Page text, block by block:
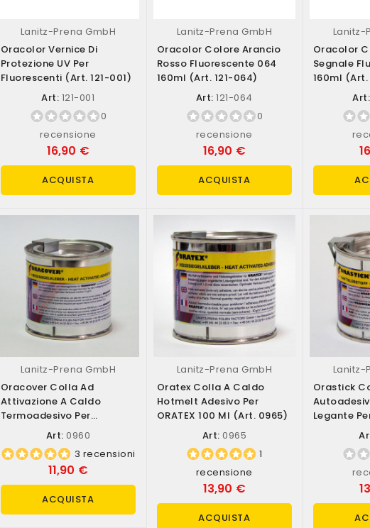
Lanitz-Prena GmbH
Oracolor Vernice Di
Protezione UV Per
Fluorescenti (art. 121-001)
Art: 121-001
0
recensione
16,90 €
ACQUISTA
Lanitz-Prena GmbH
Oracolor Colore Arancio
Rosso Fluorescente 064
160ml (art. 121-064)
Art: 121-064
0
recensione
16,90 €
ACQUISTA
Lanitz-
Oracolor
Segnale
160ml (art.
Art:
Lanitz-Prena GmbH
Oracover Colla Ad
Attivazione A Caldo
Termoadesivo Per
ORACOVER 100 Ml (art....
Art: 0960
3 recensioni
11,90 €
ACQUISTA
Lanitz-Prena GmbH
Oratex Colla A Caldo
Hotmelt Adesivo Per
ORATEX 100 Ml (art. 0965)
Art: 0965
1
recensione
13,90 €
ACQUISTA
Lanitz-
Orastick
Legante
Ml (art.